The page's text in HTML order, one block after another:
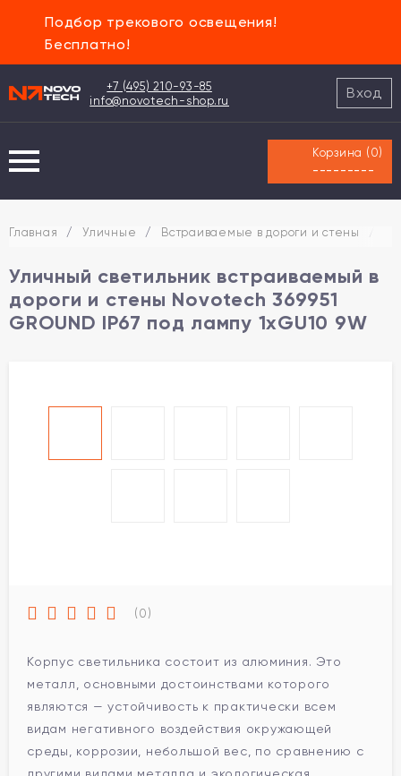
Подбор трекового освещения!
Бесплатно!
+7 (495) 210-93-85
info@novotech-shop.ru
Вход
Корзина ( 0)
---------
Главная / Уличные / Встраиваемые в дороги и стены
Уличный светильник встраиваемый в
дороги и стены Novotech 369951
GROUND IP67 под лампу 1xGU10 9W
(0)
Корпус светильника состоит из алюминия. Это
металл, основными достоинствами которого
являются — устойчивость к практически всем
видам негативного воздействия окружающей
среды, коррозии, небольшой вес, по сравнению с
другими видами металла и экологическая